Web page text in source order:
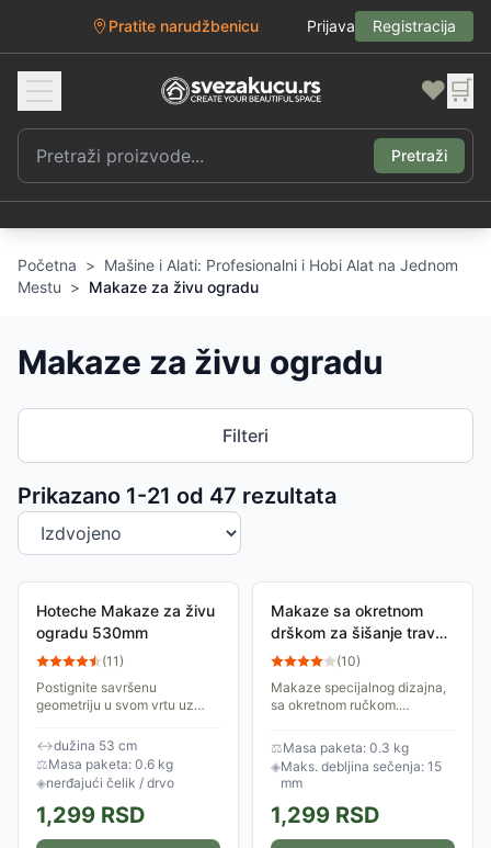
Pratite narudžbenicu Prijava Registracija
❤️ 🛒
Pretraži
Početna > Mašine i Alati: Profesionalni i Hobi Alat na Jednom
Mestu > Makaze za živu ogradu
Makaze za živu ogradu
Filteri
Prikazano 1-21 od 47 rezultata
Sortiranje proizvoda
Hoteche Makaze za živu
ogradu 530mm
(11)
Postignite savršenu
geometriju u svom vrtu uz
drvenim drškama. Bilo da
oblikujete niske bordure od
šimšira ili održavate...
↔dužina 53 cm
⚖Masa paketa: 0.6 kg
◈nerđajući čelik / drvo
1,299 RSD
Makaze sa okretnom
drškom za šišanje trave i
žbunja Greenmill GR6101
(10)
Makaze specijalnog dizajna,
sa okretnom ručkom.
trave, oblikovanje žbunja i
žive ograde.
⚖Masa paketa: 0.3 kg
◈Maks. debljina sečenja: 15
mm
1,299 RSD